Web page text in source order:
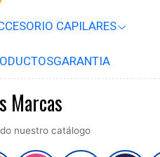
CAPILARES
GARANTIA
Marcas
nuestro catálogo